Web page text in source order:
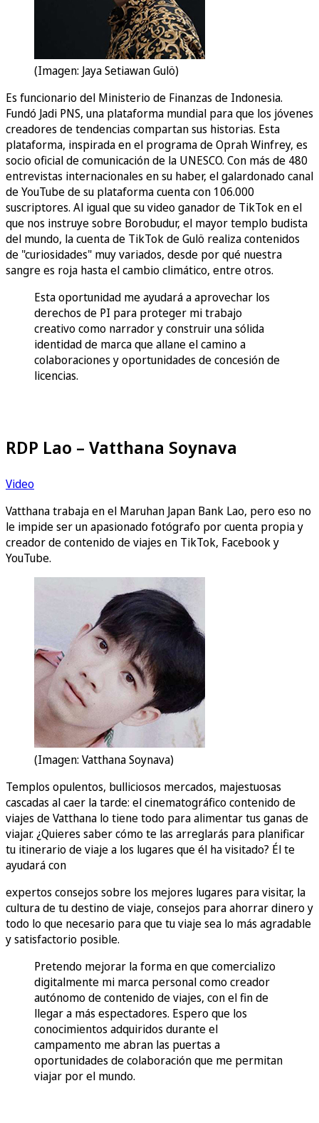
(Imagen: Jaya Setiawan Gulö)
Es funcionario del Ministerio de Finanzas de Indonesia.
Fundó Jadi PNS, una plataforma mundial para que los jóvenes
creadores de tendencias compartan sus historias. Esta
plataforma, inspirada en el programa de Oprah Winfrey, es
socio oficial de comunicación de la UNESCO. Con más de 480
entrevistas internacionales en su haber, el galardonado canal
de YouTube de su plataforma cuenta con 106.000
suscriptores. Al igual que su video ganador de TikTok en el
que nos instruye sobre Borobudur, el mayor templo budista
del mundo, la cuenta de TikTok de Gulö realiza contenidos
de "curiosidades" muy variados, desde por qué nuestra
sangre es roja hasta el cambio climático, entre otros.
Esta oportunidad me ayudará a aprovechar los
derechos de PI para proteger mi trabajo
creativo como narrador y construir una sólida
identidad de marca que allane el camino a
colaboraciones y oportunidades de concesión de
licencias.
RDP Lao – Vatthana Soynava
Video
Vatthana trabaja en el Maruhan Japan Bank Lao, pero eso no
le impide ser un apasionado fotógrafo por cuenta propia y
creador de contenido de viajes en TikTok, Facebook y
YouTube.
(Imagen: Vatthana Soynava)
Templos opulentos, bulliciosos mercados, majestuosas
cascadas al caer la tarde: el cinematográfico contenido de
viajes de Vatthana lo tiene todo para alimentar tus ganas de
viajar. ¿Quieres saber cómo te las arreglarás para planificar
tu itinerario de viaje a los lugares que él ha visitado? Él te
ayudará con
expertos consejos sobre los mejores lugares para visitar, la
cultura de tu destino de viaje, consejos para ahorrar dinero y
todo lo que necesario para que tu viaje sea lo más agradable
y satisfactorio posible.
Pretendo mejorar la forma en que comercializo
digitalmente mi marca personal como creador
autónomo de contenido de viajes, con el fin de
llegar a más espectadores. Espero que los
conocimientos adquiridos durante el
campamento me abran las puertas a
oportunidades de colaboración que me permitan
viajar por el mundo.